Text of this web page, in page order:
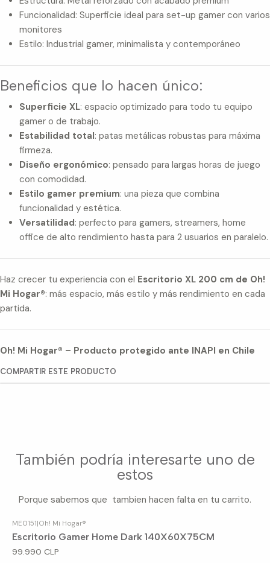
Funcionalidad: Superficie ideal para set-up gamer con varios
monitores
Estilo: Industrial gamer, minimalista y contemporáneo
Beneficios que lo hacen único:
Superficie XL: espacio optimizado para todo tu equipo
gamer o de trabajo.
Estabilidad total: patas metálicas robustas para máxima
firmeza.
Diseño ergonómico: pensado para largas horas de juego
con comodidad.
Estilo gamer premium: una pieza que combina
funcionalidad y estética.
Versatilidad: perfecto para gamers, streamers, home
office de alto rendimiento hasta para 2 usuarios en paralelo.
Haz crecer tu experiencia con el Escritorio XL 200 cm de Oh!
Mi Hogar®: más espacio, más estilo y más rendimiento en cada
partida.
Oh! Mi Hogar® – Producto protegido ante INAPI en Chile
COMPARTIR ESTE PRODUCTO
También podría interesarte uno de
estos
Porque sabemos que tambien hacen falta en tu carrito.
Agotado
ME0151|Oh! Mi Hogar®
Escritorio Gamer Home Dark 140X60X75CM
99.990 CLP